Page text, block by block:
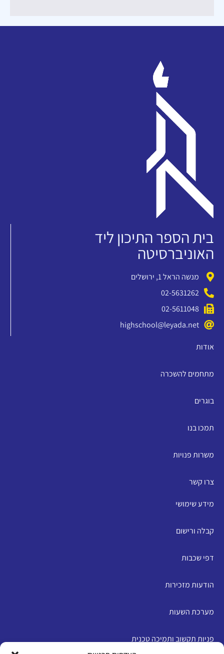
בית הספר התיכון ליד
האוניברסיטה
מנשה הראל 1, ירושלים
02-5631262
02-5611048
highschool@leyada.net
אודות
מתחמים להשכרה
בוגרים
תמכו בנו
משרות פנויות
צרו קשר
מידע שימושי
קבלה ורישום
דפי שכבות
הודעות מזכירות
מערכת השעות
פניות תקשוב ותמיכה טכנית